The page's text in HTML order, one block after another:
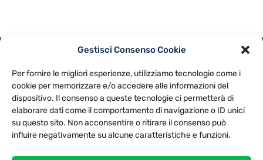
Gestisci Consenso Cookie
Per fornire le migliori esperienze, utilizziamo tecnologie come i
cookie per memorizzare e/o accedere alle informazioni del
dispositivo. Il consenso a queste tecnologie ci permetterà di
elaborare dati come il comportamento di navigazione o ID unici
su questo sito. Non acconsentire o ritirare il consenso può
influire negativamente su alcune caratteristiche e funzioni.
NOTE LEGALI
CONTATTACI PREFERENZE
TV LIBERA S.P.A.
Via Monteleonese 95/21 – 51100 Pistoia (PT)
Tel. 0573.9136 / Fax 0573.913615